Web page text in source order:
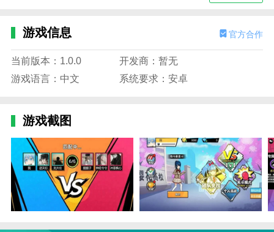
会有很多丰富的任务让你完成，感受不同游戏的乐
热血樱校免广告版游戏特色
每个场景都有不同的故事和不同的角色，玩家可以
参加学校组织的各种活动，让自己取得更好的成
绩，解锁不同的角色形象。
场景会不断变换，你可以在不同场景之间自由切换
体验。
有许多动画画面的特别精美，可以感受到校园时代
游戏信息 官方合作
当前版本：1.0.0
开发商：暂无
游戏语言：中文
系统要求：安卓
游戏截图